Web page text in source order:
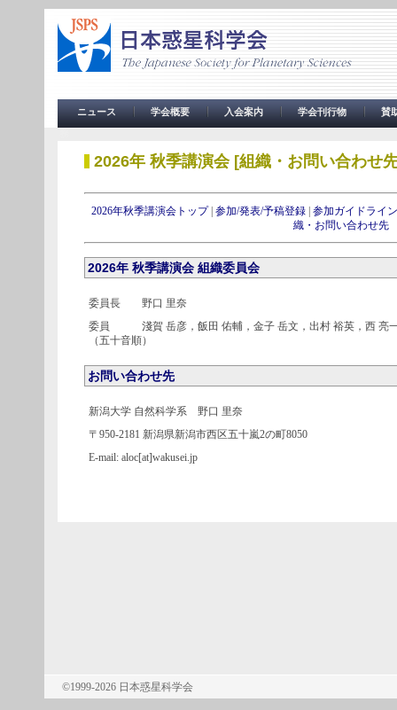
ニュース 学会概要 入会案内 学会刊行物
賛
2026年 秋季講演会 [組織・お問い合わせ
2026年秋季講演会トップ| 参加/発表/予稿登録| 参加ガイドライン
織・お問い合わせ先
2026年 秋季講演会 組織委員会
委員長 野口 里奈
委員 淺賀 岳彦，飯田 佑輔，金子 岳文，出村 裕英，西 亮一
（五十音順）
お問い合わせ先
新潟大学 自然科学系 野口 里奈
〒950-2181 新潟県新潟市西区五十嵐2の町8050
E-mail: aloc[at]wakusei.jp
©1999-2026 日本惑星科学会